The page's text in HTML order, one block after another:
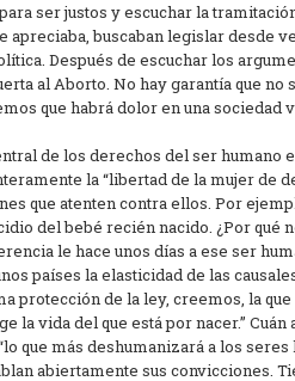
ser justos y escuchar la
apreciaba, buscaban legislar desde
Después de escuchar los
al Aborto. No hay garantía que
que habrá dolor en una
de los derechos del ser humano
la “libertad de la mujer de
que atenten contra ellos. Por
del bebé recién nacido. ¿Por qué
le hace unos días a ese ser
países la elasticidad de las
protección de la ley, creemos, la
la vida del que está por nacer.”
que más deshumanizará a los
abiertamente sus convicciones.